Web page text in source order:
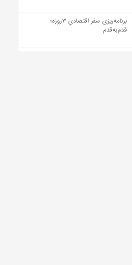
برنامه‌ریزی سفر اقتصادیِ ۳روزه؛
قدم‌به‌قدم